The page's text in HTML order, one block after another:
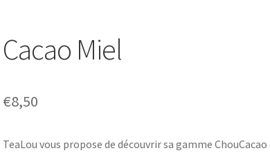
Cacao Miel
€8,50
TeaLou vous propose de découvrir sa gamme ChouCacao